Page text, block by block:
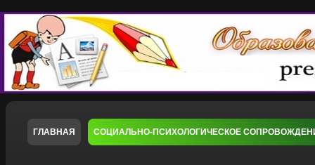
ГЛАВНАЯ СОЦИАЛЬНО-ПСИХОЛОГИЧЕСКОЕ